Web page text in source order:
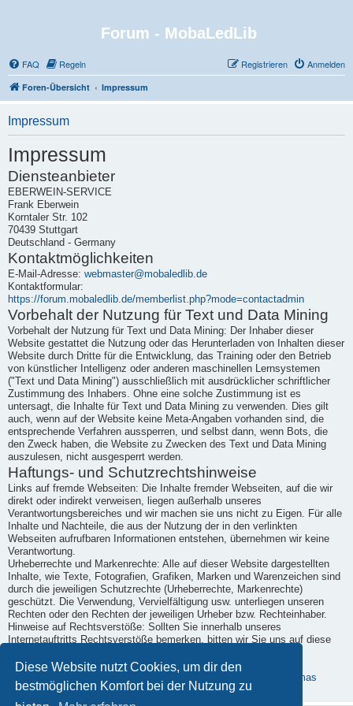
Diese Website nutzt Cookies, um dir den
bestmöglichen Komfort bei der Nutzung zu
Forum - MobaLedLib
FAQ Regeln Anmelden
Registrieren
Foren-Übersicht Impressum
Impressum
Impressum
Diensteanbieter
EBERWEIN-SERVICE
Frank Eberwein
Korntaler Str. 102
70439 Stuttgart
Deutschland - Germany
Kontaktmöglichkeiten
E-Mail-Adresse: webmaster@mobaledlib.de
Kontaktformular:
https://forum.mobaledlib.de/memberlist.php?mode=contactadmin
Vorbehalt der Nutzung für Text und Data Mining
Vorbehalt der Nutzung für Text und Data Mining: Der Inhaber dieser
Website gestattet die Nutzung oder das Herunterladen von Inhalten dieser
Website durch Dritte für die Entwicklung, das Training oder den Betrieb
von künstlicher Intelligenz oder anderen maschinellen Lernsystemen
("Text und Data Mining") ausschließlich mit ausdrücklicher schriftlicher
Zustimmung des Inhabers. Ohne eine solche Zustimmung ist es
untersagt, die Inhalte für Text und Data Mining zu verwenden. Dies gilt
auch, wenn auf der Website keine Meta-Angaben vorhanden sind, die
entsprechende Verfahren aussperren, und selbst dann, wenn Bots, die
den Zweck haben, die Website zu Zwecken des Text und Data Mining
auszulesen, nicht ausgesperrt werden.
Haftungs- und Schutzrechtshinweise
Links auf fremde Webseiten: Die Inhalte fremder Webseiten, auf die wir
direkt oder indirekt verweisen, liegen außerhalb unseres
Verantwortungsbereiches und wir machen sie uns nicht zu Eigen. Für alle
Inhalte und Nachteile, die aus der Nutzung der in den verlinkten
Webseiten aufrufbaren Informationen entstehen, übernehmen wir keine
Verantwortung.
Urheberrechte und Markenrechte: Alle auf dieser Website dargestellten
Inhalte, wie Texte, Fotografien, Grafiken, Marken und Warenzeichen sind
durch die jeweiligen Schutzrechte (Urheberrechte, Markenrechte)
geschützt. Die Verwendung, Vervielfältigung usw. unterliegen unseren
Rechten oder den Rechten der jeweiligen Urheber bzw. Rechteinhaber.
Hinweise auf Rechtsverstöße: Sollten Sie innerhalb unseres
Internetauftritts Rechtsverstöße bemerken, bitten wir Sie uns auf diese
Kenntnisnahme unverzüglich entfernen.
Erstellt mit kostenlosem Datenschutz-Generator.de von Dr. Thomas
Schwenke